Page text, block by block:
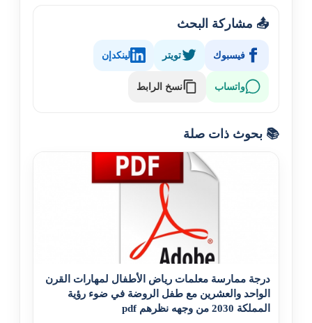
📤 مشاركة البحث
فيسبوك تويتر لينكدإن
واتساب نسخ الرابط
📚 بحوث ذات صلة
درجة ممارسة معلمات رياض الأطفال لمهارات القرن
الواحد والعشرين مع طفل الروضة في ضوء رؤية
المملکة 2030 من وجهه نظرهم pdf